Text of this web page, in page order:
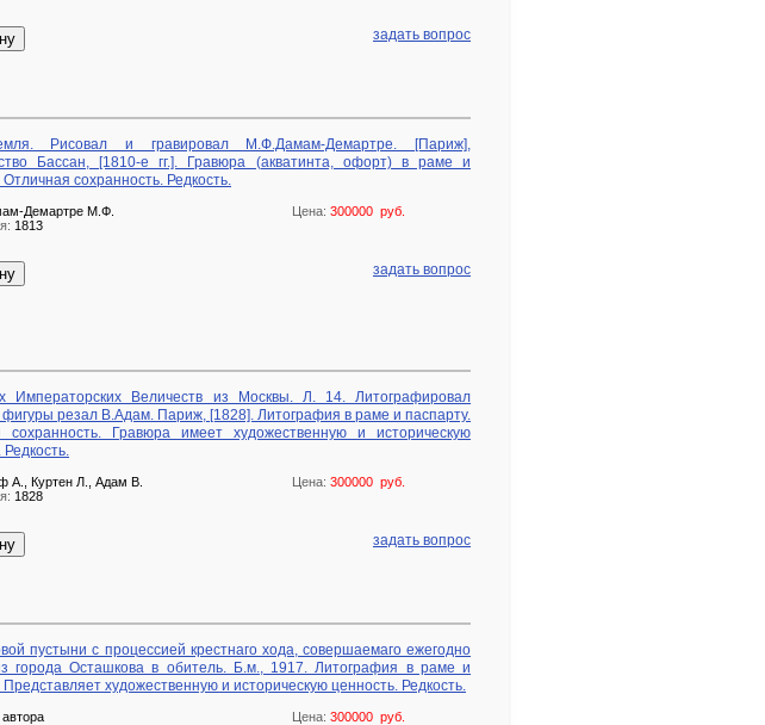
задать вопрос
Рисовал и гравировал М.Ф.Дамам-Демартре. [Париж],
Бассан, [1810-е гг.]. Гравюра (акватинта, офорт) в раме и
Отличная сохранность. Редкость.
Цена: 300000 руб.
Демартре М.Ф.
1813
задать вопрос
Императорских Величеств из Москвы. Л. 14. Литографировал
фигуры резал В.Адам. Париж, [1828]. Литография в раме и паспарту.
сохранность. Гравюра имеет художественную и историческую
Цена: 300000 руб.
А., Куртен Л., Адам В.
1828
задать вопрос
пустыни с процессией крестнаго хода, совершаемаго ежегодно
города Осташкова в обитель. Б.м., 1917. Литография в раме и
Представляет художественную и историческую ценность. Редкость.
Цена: 300000 руб.